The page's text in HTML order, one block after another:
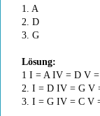
1. A
2. D
3. G
Lösung:
1 I = A IV = D V =
2. I = D IV = G V
3. I = G IV = C V